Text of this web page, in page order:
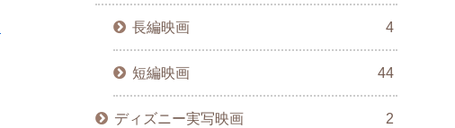
長編映画 4
短編映画 44
ディズニー実写映画 2